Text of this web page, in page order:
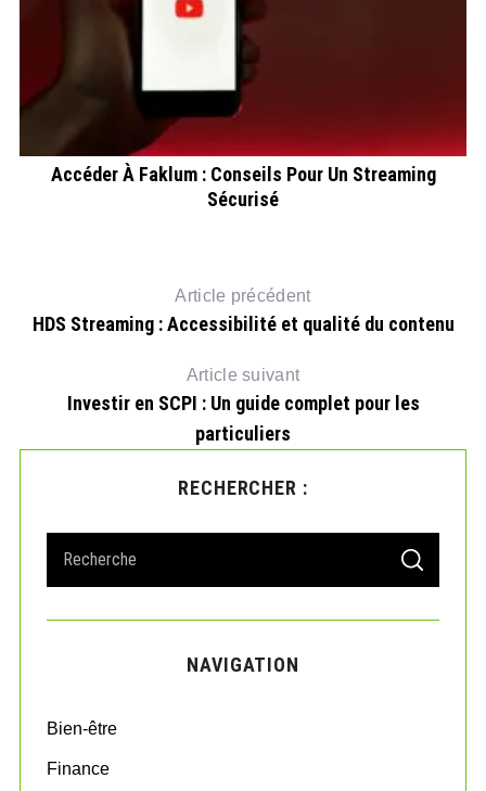
Accéder À Faklum : Conseils Pour Un Streaming
Sécurisé
Article précédent
HDS Streaming : Accessibilité et qualité du contenu
Article suivant
Investir en SCPI : Un guide complet pour les
particuliers
RECHERCHER :
a
r
o
:
S
A
C
NAVIGATION
Bien-être
Finance